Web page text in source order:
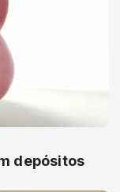
depósitos